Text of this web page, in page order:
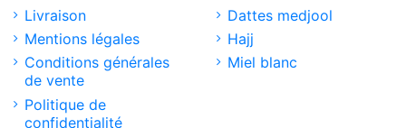
Livraison
Mentions légales
Conditions générales
de vente
Politique de
confidentialité
Dattes medjool
Hajj
Miel blanc